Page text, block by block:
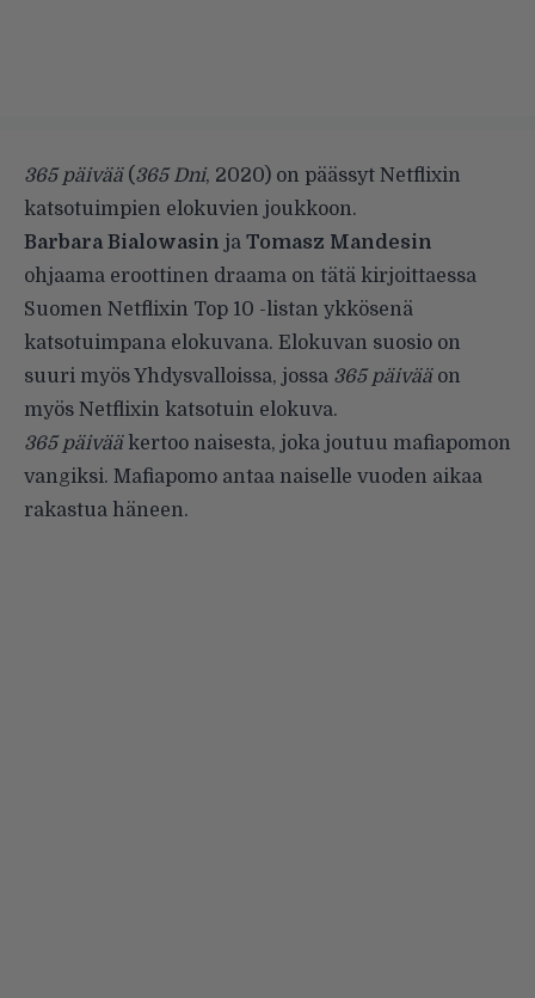
365 päivää(365 Dni, 2020) on päässyt Netflixin
katsotuimpien elokuvien joukkoon.
Barbara Bialowasin ja Tomasz Mandesin
ohjaama eroottinen draama on tätä kirjoittaessa
Suomen Netflixin Top 10 -listan ykkösenä
katsotuimpana elokuvana. Elokuvan suosio on
suuri myös Yhdysvalloissa, jossa 365 päivääon
myös Netflixin katsotuin elokuva.
365 päivääkertoo naisesta, joka joutuu mafiapomon
vangiksi. Mafiapomo antaa naiselle vuoden aikaa
rakastua häneen.